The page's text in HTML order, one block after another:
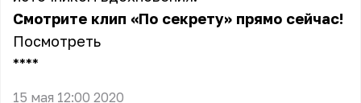
Смотрите клип «По секрету» прямо сейчас!
Посмотреть
** **
15 мая 12:00 2020